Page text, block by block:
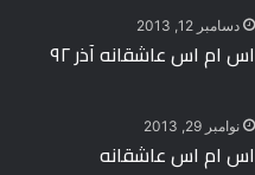
دسامبر 12, 2013
اس ام اس عاشقانه آذر ۹۲
نوامبر 29, 2013
اس ام اس عاشقانه